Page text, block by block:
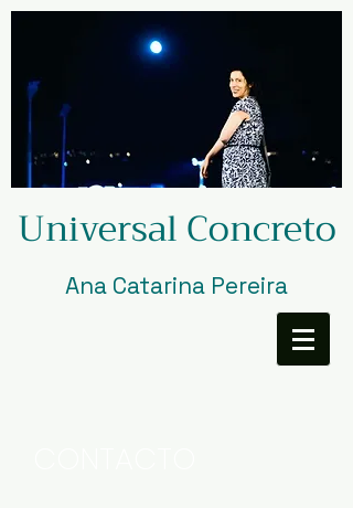
Universal Concreto
Ana Catarina Pereira